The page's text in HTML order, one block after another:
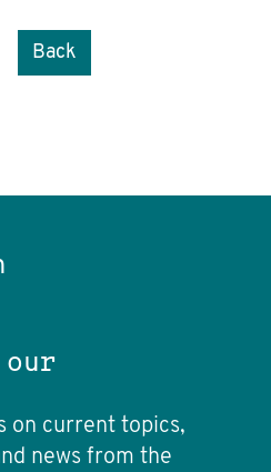
Back
on current topics,
news from the